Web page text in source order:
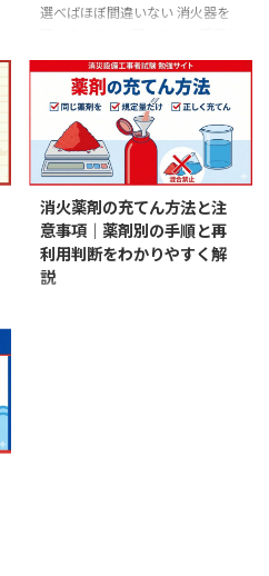
選べばほぼ間違いない 消火器を
多くて迷いますよね。 結論から
言います――家庭用でも業務用でも、
粉末消火器（ABC粉末）は幅広い
火災に対応しやすい基本タイプで
す。 「でも他の種類も気にな
る」「うちの場合はどれがいい
の？」という方のために、この記
事では消火器の全タイプをわかり
やすく比較し、用途別の選び方を
解説します。 消火器は大きく4タ
イプに分かれる 消火器は、中に
消火薬剤の充てん方法と注
意事項｜薬剤別の手順と再
利用判断をわかりやすく解
説